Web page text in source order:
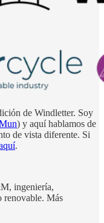
de Windletter. Soy
) y aquí hablamos de
de vista diferente. Si
.
ingeniería,
renovable. Más